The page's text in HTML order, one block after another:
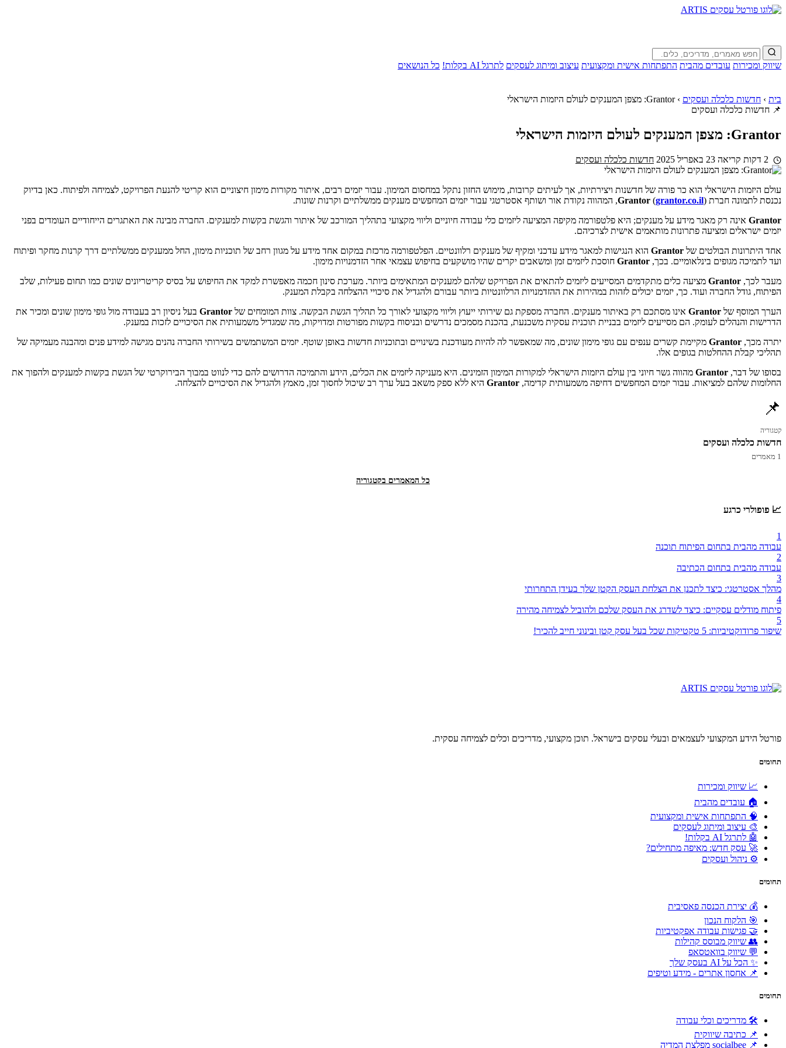
שיווק ומכירות עובדים מהבית התפתחות אישית ומקצועית עיצוב ומיתוג לעסקים לתרגל AI בקלות! כל הנושאים
בית › חדשות כלכלה ועסקים › Grantor: מצפן המענקים לעולם היזמות הישראלי
📌 חדשות כלכלה ועסקים
Grantor: מצפן המענקים לעולם היזמות הישראלי
23 באפריל 2025 חדשות כלכלה ועסקים
עולם היזמות הישראלי הוא כר פורה של חדשנות ויצירתיות, אך לעיתים קרובות, מימוש החזון נתקל במחסום המימון. עבור יזמים רבים, איתור מקורות מימון חיצוניים הוא קריטי להנעת הפרויקט, לצמיחה ולפיתוח. כאן בדיוק
נכנסת לתמונה חברת
Grantor (grantor.co.il), המהווה נקודת אור ושותף אסטרטגי עבור יזמים המחפשים מענקים ממשלתיים וקרנות שונות.
Grantor אינה רק מאגר מידע על מענקים; היא פלטפורמה מקיפה המציעה ליזמים כלי עבודה חיוניים וליווי מקצועי בתהליך המורכב של איתור והגשת בקשות למענקים. החברה מבינה את האתגרים הייחודיים העומדים בפני
יזמים ישראלים ומציעה פתרונות מותאמים אישית לצרכיהם.
אחד היתרונות הבולטים של Grantor הוא הנגישות למאגר מידע עדכני ומקיף של מענקים רלוונטיים. הפלטפורמה מרכזת במקום אחד מידע על מגוון רחב של תוכניות מימון, החל ממענקים ממשלתיים דרך קרנות מחקר ופיתוח
ועד לתמיכה מגופים בינלאומיים. בכך, Grantor חוסכת ליזמים זמן ומשאבים יקרים שהיו מושקעים בחיפוש עצמאי אחר הזדמנויות מימון.
מעבר לכך, Grantor מציעה כלים מתקדמים המסייעים ליזמים להתאים את הפרויקט שלהם למענקים המתאימים ביותר. מערכת סינון חכמה מאפשרת למקד את החיפוש על בסיס קריטריונים שונים כמו תחום פעילות, שלב
הפיתוח, גודל החברה ועוד. כך, יזמים יכולים לזהות במהירות את ההזדמנויות הרלוונטיות ביותר עבורם ולהגדיל את סיכויי ההצלחה בקבלת המענק.
הערך המוסף של Grantor אינו מסתכם רק באיתור מענקים. החברה מספקת גם שירותי ייעוץ וליווי מקצועי לאורך כל תהליך הגשת הבקשה. צוות המומחים של Grantor בעל ניסיון רב בעבודה מול גופי מימון שונים ומכיר את
הדרישות והנהלים לעומק. הם מסייעים ליזמים בבניית תוכנית עסקית משכנעת, בהכנת מסמכים נדרשים ובניסוח בקשות מפורטות ומדויקות, מה שמגדיל משמעותית את הסיכויים לזכות במענק.
יתרה מכך, Grantor מקיימת קשרים ענפים עם גופי מימון שונים, מה שמאפשר לה להיות מעודכנת בשינויים ובתוכניות חדשות באופן שוטף. יזמים המשתמשים בשירותי החברה נהנים מגישה למידע פנים ומהבנה מעמיקה של
תהליכי קבלת ההחלטות בגופים אלו.
בסופו של דבר, Grantor מהווה גשר חיוני בין עולם היזמות הישראלי למקורות המימון הזמינים. היא מעניקה ליזמים את הכלים, הידע והתמיכה הדרושים להם כדי לנווט במבוך הבירוקרטי של הגשת בקשות למענקים ולהפוך את
החלומות שלהם למציאות. עבור יזמים המחפשים דחיפה משמעותית קדימה, Grantor היא ללא ספק משאב בעל ערך רב שיכול לחסוך זמן, מאמץ ולהגדיל את הסיכויים להצלחה.
📌
קטגוריה
חדשות כלכלה ועסקים
1 מאמרים
כל המאמרים בקטגוריה
📈 פופולרי כרגע
1
עבודה מהבית בתחום הפיתוח תוכנה
2
עבודה מהבית בתחום הכתיבה
3
מהלך אסטרטגי: כיצד לתכנן את הצלחת העסק הקטן שלך בעידן התחרותי
4
פיתוח מודלים עסקיים: כיצד לשדרג את העסק שלכם ולהוביל לצמיחה מהירה
5
שיפור פרודוקטיביות: 5 טקטיקות שכל בעל עסק קטן ובינוני חייב להכיר!
פורטל הידע המקצועי לעצמאים ובעלי עסקים בישראל. תוכן מקצועי, מדריכים וכלים לצמיחה עסקית.
תחומים
📈 שיווק ומכירות
🏠 עובדים מהבית
🧠 התפתחות אישית ומקצועית
🎨 עיצוב ומיתוג לעסקים
🤖 לתרגל AI בקלות!
🚀 עסק חדש: מאיפה מתחילים?
⚙️ ניהול ועסקים
תחומים
💰 יצירת הכנסה פאסיבית
🎯 הלקוח הנכון
🤝 פגישות עבודה אפקטיביות
👥 שיווק מבוסס קהילות
💬 שיווק בוואטסאפ
✨ הכל על AI בעסק שלך
📌 אחסון אתרים - מידע וטיפים
תחומים
🛠 מדריכים וכלי עבודה
📌 כתיבה שיווקית
📌 socialbee מפלצת המדיה